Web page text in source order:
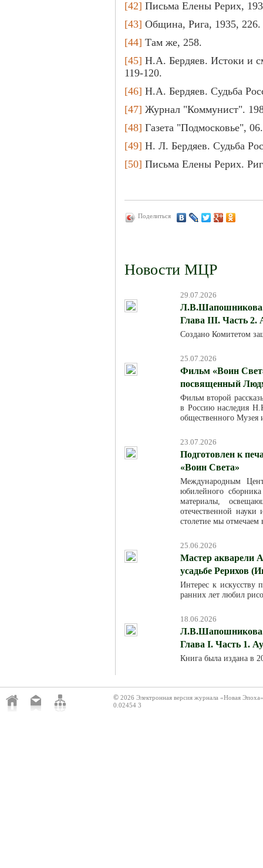
[42] Письма Елены Рерих,
[43] Община, Рига, 1935, 226.
[44] Там же, 258.
[45] Н.А. Бердяев. Истоки и
119-120.
[46] Н.А. Бердяев. Судьба
[47] Журнал "Коммунист".
[48] Газета "Подмосковье",
[49] Н. Л. Бердяев. Судьба
[50] Письма Елены Рерих.
Поделиться
Новости МЦР
29.07.2026
Л.В.Шапошникова.
Глава III. Часть 2.
Создано Комитетом
25.07.2026
Фильм «Воин
посвященный
Фильм второй
в Россию наследия
общественного
23.07.2026
Подготовлен к
«Воин Света»
Международным
юбилейного
материалы,
отечественной
столетие мы отмечаем
25.06.2026
Мастер акварели
усадьбе Рерихов
Интерес к искусству
ранних лет любил
18.06.2026
Л.В.Шапошникова.
Глава I. Часть 1.
Книга была издана в
© 2026 Электронная версия журнала «Новая Эпоха»
0.02454 3